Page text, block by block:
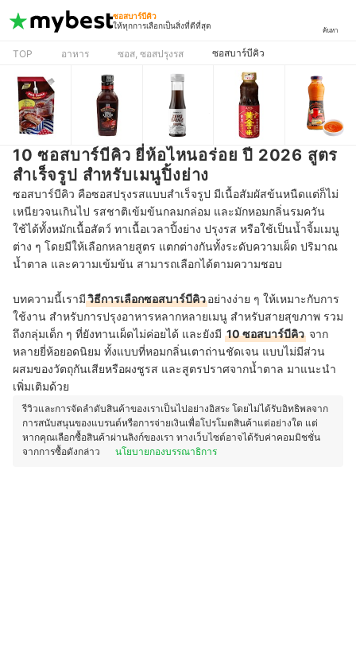
ซอสบาร์บีคิว
ให้ทุกการเลือกเป็นสิ่งที่ดีที่สุด
ค้นหา
TOP อาหาร ซอส, ซอสปรุงรส ซอสบาร์บีคิว
10 ซอสบาร์บีคิว ยี่ห้อไหนอร่อย ปี 2026 สูตร
สำเร็จรูป สำหรับเมนูปิ้งย่าง
ซอสบาร์บีคิว คือซอสปรุงรสแบบสำเร็จรูป มีเนื้อสัมผัสข้นหนืดแต่ก็ไม่
เหนียวจนเกินไป รสชาติเข้มข้นกลมกล่อม และมักหอมกลิ่นรมควัน
ใช้ได้ทั้งหมักเนื้อสัตว์ ทาเนื้อเวลาปิ้งย่าง ปรุงรส หรือใช้เป็นน้ำจิ้มเมนู
ต่าง ๆ โดยมีให้เลือกหลายสูตร แตกต่างกันทั้งระดับความเผ็ด ปริมาณ
น้ำตาล และความเข้มข้น สามารถเลือกได้ตามความชอบ
บทความนี้เรามีวิธีการเลือกซอสบาร์บีคิวอย่างง่าย ๆ ให้เหมาะกับการ
ใช้งาน สำหรับการปรุงอาหารหลากหลายเมนู สำหรับสายสุขภาพ รวม
ถึงกลุ่มเด็ก ๆ ที่ยังทานเผ็ดไม่ค่อยได้ และยังมี 10 ซอสบาร์บีคิว จาก
หลายยี่ห้อยอดนิยม ทั้งแบบที่หอมกลิ่นเตาถ่านชัดเจน แบบไม่มีส่วน
ผสมของวัตถุกันเสียหรือผงชูรส และสูตรปราศจากน้ำตาล มาแนะนำ
เพิ่มเติมด้วย
รีวิวและการจัดลำดับสินค้าของเราเป็นไปอย่างอิสระ โดยไม่ได้รับอิทธิพลจาก
การสนับสนุนของแบรนด์หรือการจ่ายเงินเพื่อโปรโมตสินค้าแต่อย่างใด แต่
หากคุณเลือกซื้อสินค้าผ่านลิงก์ของเรา ทางเว็บไซต์อาจได้รับค่าคอมมิชชั่น
จากการซื้อดังกล่าว
นโยบายกองบรรณาธิการ